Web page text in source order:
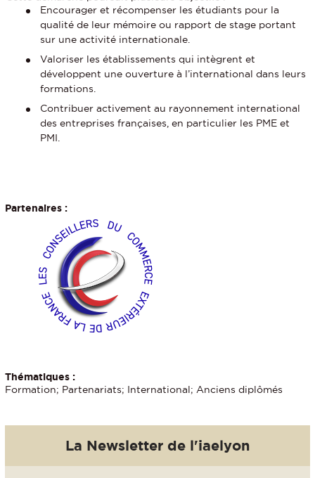
Encourager et récompenser les étudiants pour la
qualité de leur mémoire ou rapport de stage portant
sur une activité internationale.
Valoriser les établissements qui intègrent et
développent une ouverture à l’international dans leurs
formations.
Contribuer activement au rayonnement international
des entreprises françaises, en particulier les PME et
PMI.
Partenaires :
Thématiques :
Formation; Partenariats; International; Anciens diplômés
La Newsletter de l'iaelyon